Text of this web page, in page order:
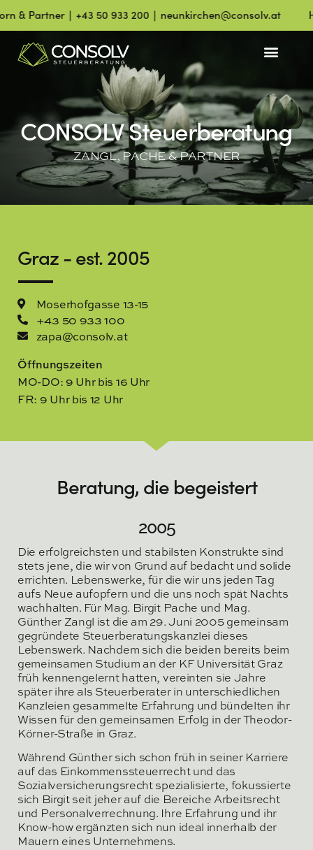
50 933 200 ∣ neunkirchen@consolv.at Henning &
CONSOLV Steuerberatung
ZANGL, PACHE & PARTNER
Graz - est. 2005
Moserhofgasse 13-15
+43 50 933 100
zapa@consolv.at
Öffnungszeiten
MO-DO: 9 Uhr bis 16 Uhr
FR: 9 Uhr bis 12 Uhr
Beratung, die begeistert
2005
Die erfolgreichsten und stabilsten Konstrukte sind
stets jene, die wir von Grund auf bedacht und solide
errichten. Lebenswerke, für die wir uns jeden Tag
aufs Neue aufopfern und die uns noch spät Nachts
wachhalten. Für Mag. Birgit Pache und Mag.
Günther Zangl ist die am 29. Juni 2005 gemeinsam
gegründete Steuerberatungskanzlei dieses
Lebenswerk. Nachdem sich die beiden bereits beim
gemeinsamen Studium an der KF Universität Graz
früh kennengelernt hatten, vereinten sie Jahre
später ihre als Steuerberater in unterschiedlichen
Kanzleien gesammelte Erfahrung und bündelten ihr
Wissen für den gemeinsamen Erfolg in der Theodor-
Körner-Straße in Graz.
Während Günther sich schon früh in seiner Karriere
auf das Einkommenssteuerrecht und das
Sozialversicherungsrecht spezialisierte, fokussierte
sich Birgit seit jeher auf die Bereiche Arbeitsrecht
und Personalverrechnung. Ihre Erfahrung und ihr
Know-how ergänzten sich nun ideal innerhalb der
Mauern eines Unternehmens.